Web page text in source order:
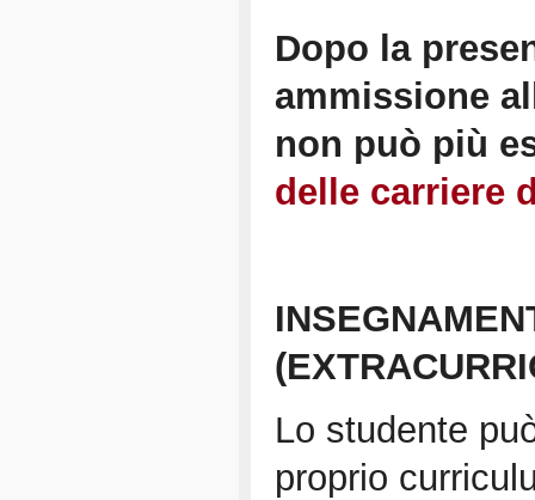
Dopo la
ammissione
non può più
delle carriere
Lo studente
proprio